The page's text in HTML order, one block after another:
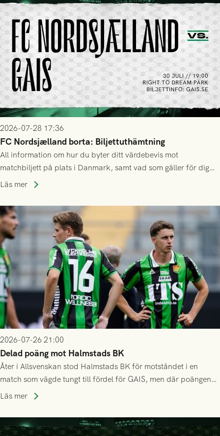
2026-07-28 17:36
FC Nordsjælland borta: Biljettuthämtning
All information om hur du byter ditt värdebevis mot
matchbiljett på plats i Danmark, samt vad som gäller för dig
som står på reservlista eller fått förhinder.
Läs mer
2026-07-26 21:00
Delad poäng mot Halmstads BK
Åter i Allsvenskan stod Halmstads BK för motståndet i en
match som vägde tungt till fördel för GAIS, men där poängen
delades efter dramatik på tilläggstid.
Läs mer